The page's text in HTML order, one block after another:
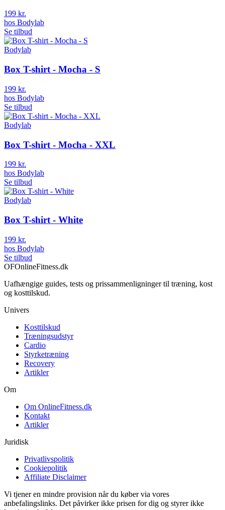
199 kr.
hos Bodylab
Se tilbud
Bodylab
Box T-shirt - Mocha - S
199 kr.
hos Bodylab
Se tilbud
Bodylab
Box T-shirt - Mocha - XXL
199 kr.
hos Bodylab
Se tilbud
Bodylab
Box T-shirt - White
199 kr.
hos Bodylab
Se tilbud
OFOnlineFitness.dk
Uafhængige guides, tests og prissammenligninger til træning, kost
og kosttilskud.
Univers
Kosttilskud
Træningsudstyr
Cardio
Styrketræning
Recovery
Artikler
Om
Om OnlineFitness.dk
Kontakt
Artikler
Juridisk
Privatlivspolitik
Cookiepolitik
Affiliate Disclaimer
Vi tjener en mindre provision når du køber via vores
anbefalingslinks. Det påvirker ikke prisen for dig og styrer ikke